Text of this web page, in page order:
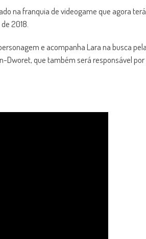
na franquia de videogame que agora
2018.
e acompanha Lara na busca
Dworet, que também será responsável por